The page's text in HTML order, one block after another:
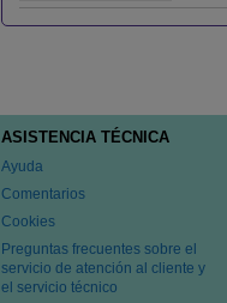
ASISTENCIA TÉCNICA
Ayuda
Comentarios
Cookies
Preguntas frecuentes sobre el
servicio de atención al cliente y
el servicio técnico